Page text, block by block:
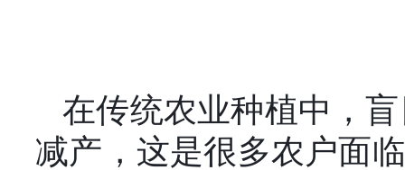
在传统农业种植中，
减产，这是很多农户面